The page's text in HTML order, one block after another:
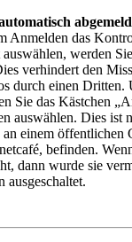
Anmelden das
werden
verhindert den
durch einen Dritten.
Sie das Kästchen
auswählen. Dies ist
einem öffentlichen
befinden.
dann wurde sie
ausgeschaltet.